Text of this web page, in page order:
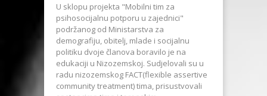
U sklopu projekta "Mobilni tim za
psihosocijalnu potporu u zajednici"
podržanog od Ministarstva za
demografiju, obitelj, mlade i socijalnu
politiku dvoje članova boravilo je na
edukaciji u Nizozemskoj. Sudjelovali su u
radu nizozemskog FACT(flexible assertive
community treatment) tima, prisustvovali